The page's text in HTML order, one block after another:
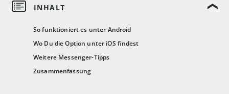
So funktioniert es unter Android
Wo Du die Option unter iOS findest
Weitere Messenger-Tipps
Zusammenfassung